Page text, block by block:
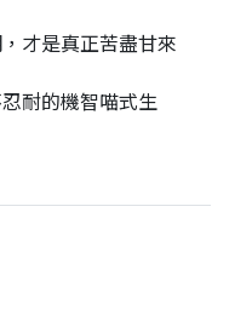
才是真正苦盡甘來
耐的機智喵式生